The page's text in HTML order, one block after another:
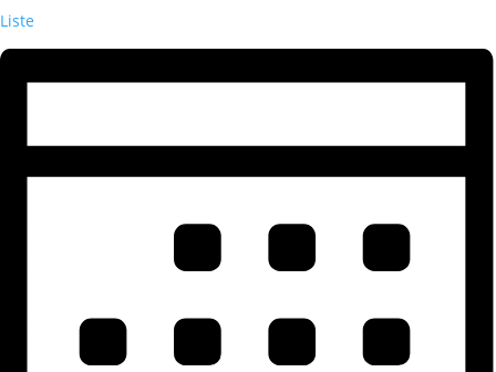
Liste